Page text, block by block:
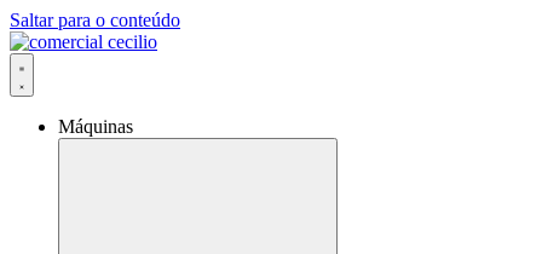
Saltar para o conteúdo
Máquinas